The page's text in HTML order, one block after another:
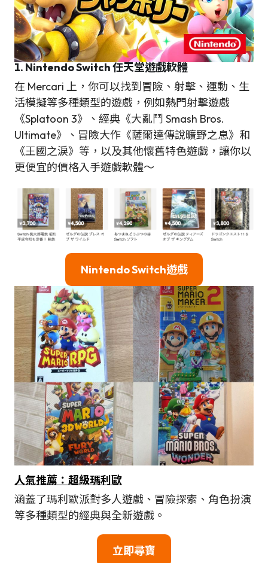
1. Nintendo Switch 任天堂遊戲軟體
在 Mercari 上，你可以找到冒險、射擊、運動、生
活模擬等多種類型的遊戲，例如熱門射擊遊戲
《Splatoon 3》、經典《大亂鬥 Smash Bros.
Ultimate》、冒險大作《薩爾達傳說曠野之息》和
《王國之淚》等，以及其他懷舊特色遊戲，讓你以
更便宜的價格入手遊戲軟體～
Nintendo Switch遊戲
人氣推薦：超級瑪利歐
涵蓋了瑪利歐派對多人遊戲、冒險探索、角色扮演
等多種類型的經典與全新遊戲。
立即尋寶